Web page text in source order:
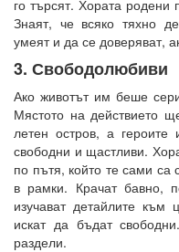
го търсят. Хората родени
Знаят, че всяко тяхно
умеят и да се доверяват,
3. Свободолюбиви
Ако животът им беше
Мястото на действието
летен остров, а
свободни и щастливи.
по пътя, който те сами са
в рамки. Крачат бавно,
изучават детайлите към
искат да бъдат
раздели.